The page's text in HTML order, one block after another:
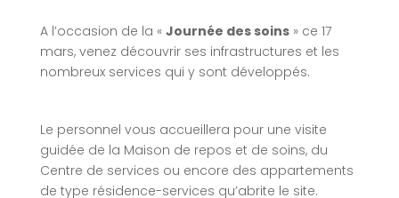
A l’occasion de la « Journée des soins» ce 17
mars, venez découvrir ses infrastructures et les
nombreux services qui y sont développés.
Le personnel vous accueillera pour une visite
guidée de la Maison de repos et de soins, du
Centre de services ou encore des appartements
de type résidence-services qu’abrite le site.